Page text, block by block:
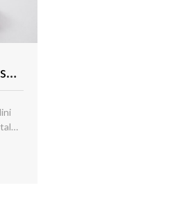
Accedere ai servizi della Regione Toscana con SPID